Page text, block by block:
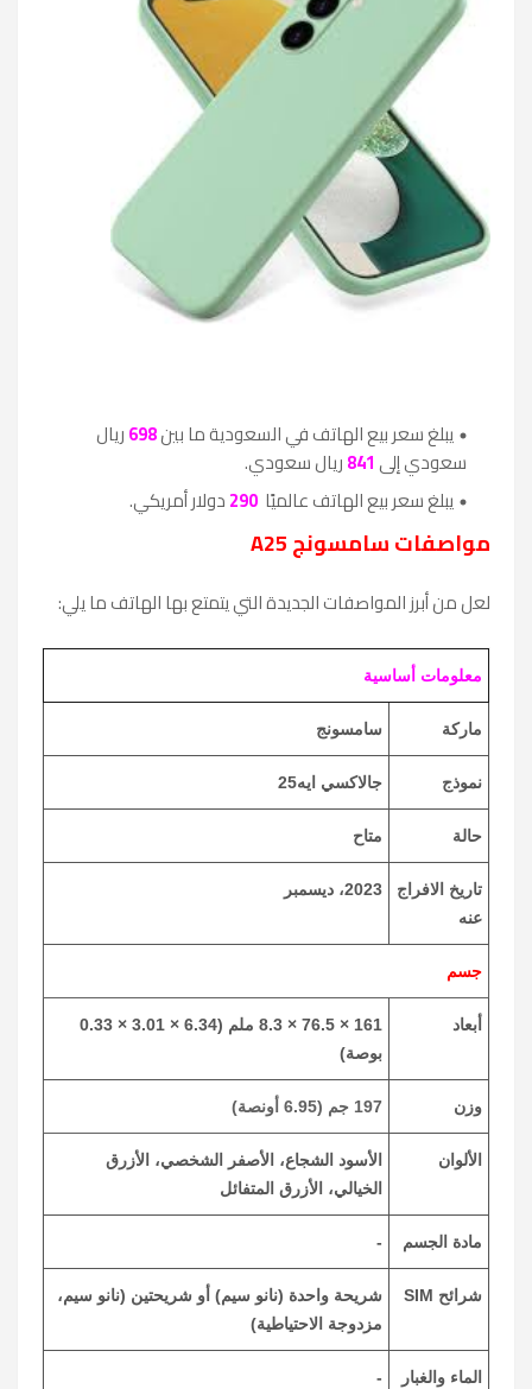
يبلغ سعر بيع الهاتف في السعودية ما بين698ريال
سعودي إلى841ريال سعودي.
يبلغ سعر بيع الهاتف عالميًا 290دولار أمريكي.
مواصفات سامسونج A25
لعل من أبرز المواصفات الجديدة التي يتمتع بها الهاتف ما يلي:
معلومات أساسية
ماركة سامسونج
نموذج جالاكسي ايه25
حالة متاح
تاريخ الافراج
عنه
2023، ديسمبر
جسم
أبعاد
161 × 76.5 × 8.3 ملم (6.34 × 3.01 × 0.33
بوصة)
وزن 197 جم (6.95 أونصة)
الألوان
الأسود الشجاع، الأصفر الشخصي، الأزرق
الخيالي، الأزرق المتفائل
مادة الجسم -
شرائح SIM
شريحة واحدة (نانو سيم) أو شريحتين (نانو سيم،
مزدوجة الاحتياطية)
الماء والغبار -